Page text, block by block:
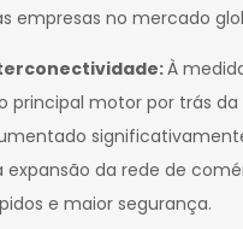
empresas no mercado
À
principal motor por trás
da rede de
e maior segurança.